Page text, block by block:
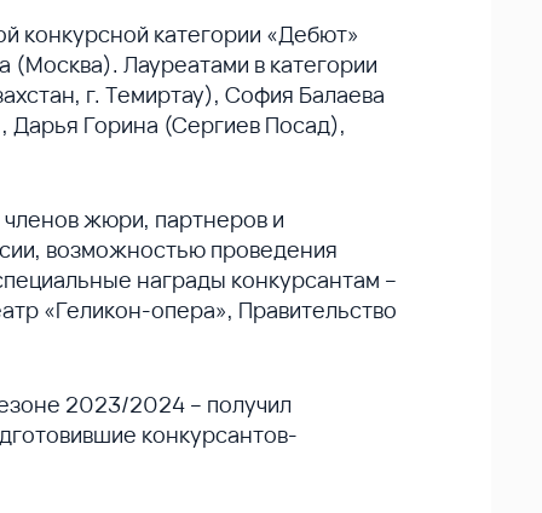
конкурсной категории «Дебют»
Лауреатами в категории
г. Темиртау), София Балаева
Горина (Сергиев Посад),
жюри, партнеров и
возможностью проведения
награды конкурсантам –
«Геликон-опера», Правительство
2023/2024 – получил
конкурсантов-